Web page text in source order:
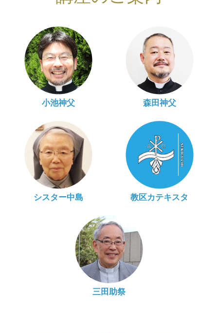
小池神父 森田神父
シスター中島 教区カテキスタ
三田助祭